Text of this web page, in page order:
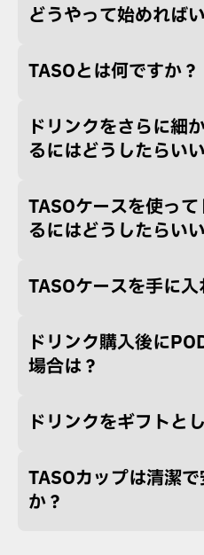
どうやって始めれば
TASOとは何ですか？
ドリンクをさらに細
るにはどうしたらい
TASOケースを使っ
るにはどうしたらい
TASOケースを手に入
ドリンク購入後に
場合は？
ドリンクをギフトと
TASOカップは清潔
か？